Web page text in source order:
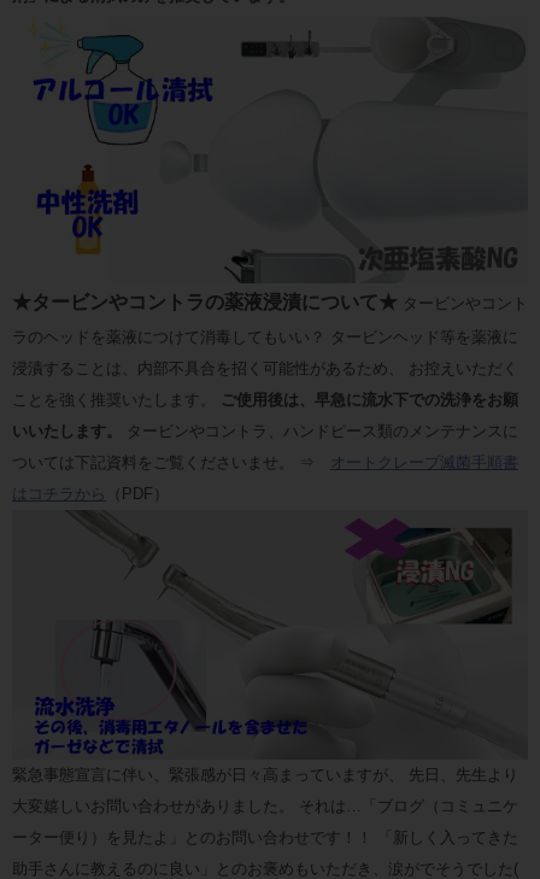
★タービンやコントラの薬液浸漬について★ タービンやコント
ラのヘッドを薬液につけて消毒してもいい？ タービンヘッド等を薬液に
浸漬することは、内部不具合を招く可能性があるため、 お控えいただく
ことを強く推奨いたします。
ご使用後は、早急に流水下での洗浄をお願
いいたします。
タービンやコントラ、ハンドピース類のメンテナンスに
ついては下記資料をご覧くださいませ。 ⇒
オートクレーブ滅菌手順書
はコチラから
（PDF）
緊急事態宣言に伴い、緊張感が日々高まっていますが、 先日、先生より
大変嬉しいお問い合わせがありました。 それは…「ブログ（コミュニケ
ーター便り）を見たよ」とのお問い合わせです！！ 「新しく入ってきた
助手さんに教えるのに良い」とのお褒めもいただき、涙がでそうでした(